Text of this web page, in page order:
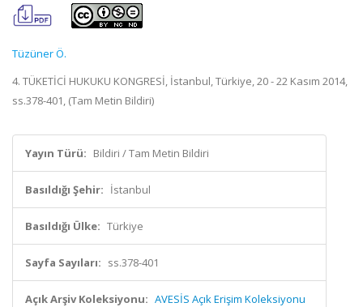
Tüzüner Ö.
4. TÜKETİCİ HUKUKU KONGRESİ, İstanbul, Türkiye, 20 - 22 Kasım 2014,
ss.378-401, (Tam Metin Bildiri)
Yayın Türü: Bildiri / Tam Metin Bildiri
Basıldığı Şehir: İstanbul
Basıldığı Ülke: Türkiye
Sayfa Sayıları: ss.378-401
Açık Arşiv Koleksiyonu: AVESİS Açık Erişim Koleksiyonu